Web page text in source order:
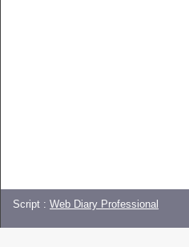
Script : Web Diary Professional